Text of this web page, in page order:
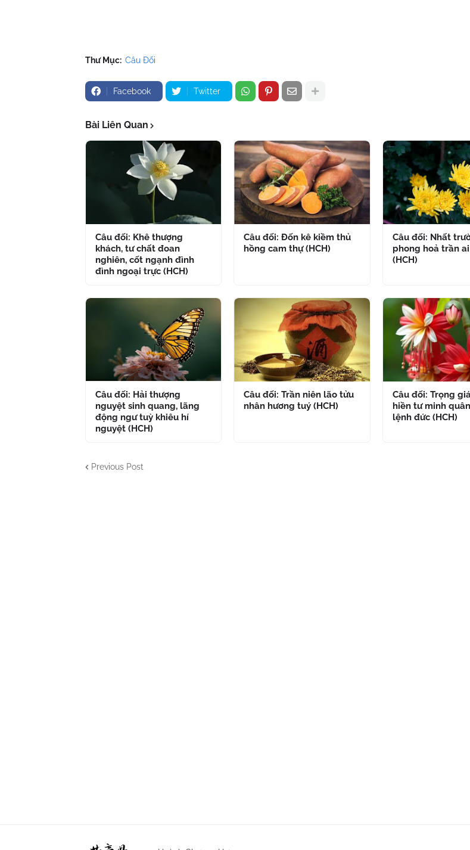
Thư Mục: Câu Đối
Facebook Twitter
Bài Liên Quan
Câu đối: Khê thượng
khách, tư chất đoan
nghiên, cốt ngạnh đình
đình ngoại trực (HCH)
Câu đối: Đốn kê kiềm thủ
hồng cam thự (HCH)
Câu đối: Nhất
phong hoả trần
(HCH)
Câu đối: Hải thượng
nguyệt sinh quang, lãng
động ngư tuỳ khiêu hí
nguyệt (HCH)
Câu đối: Trần niên lão tửu
nhân hương tuý (HCH)
Câu đối: Trọng
hiền tư minh
lệnh đức (HCH)
Previous Post